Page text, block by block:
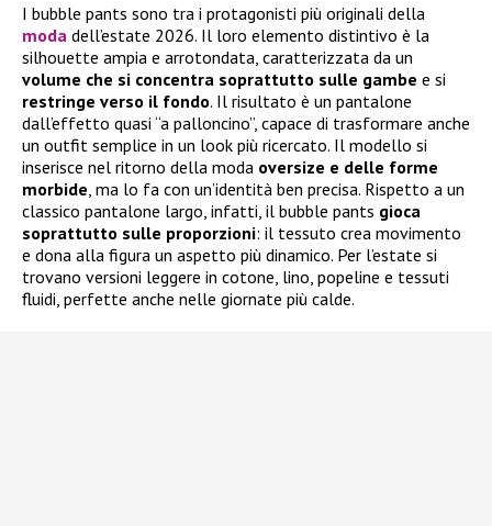
I bubble pants sono tra i protagonisti più originali della
moda dell’estate 2026. Il loro elemento distintivo è la
silhouette ampia e arrotondata, caratterizzata da un
volume che si concentra soprattutto sulle gambe e si
restringe verso il fondo. Il risultato è un pantalone
dall’effetto quasi “a palloncino”, capace di trasformare anche
un outfit semplice in un look più ricercato. Il modello si
inserisce nel ritorno della moda oversize e delle forme
morbide , ma lo fa con un’identità ben precisa. Rispetto a un
classico pantalone largo, infatti, il bubble pants gioca
soprattutto sulle proporzioni: il tessuto crea movimento
e dona alla figura un aspetto più dinamico. Per l’estate si
trovano versioni leggere in cotone, lino, popeline e tessuti
fluidi, perfette anche nelle giornate più calde.